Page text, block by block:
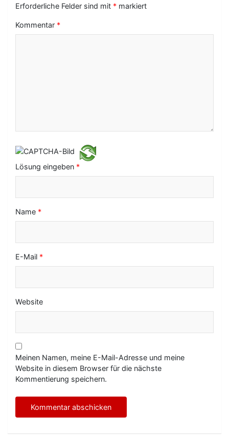
N
o
n
Erforderliche Felder sind mit * markiert
Kommentar *
Lösung eingeben *
Name *
E-Mail *
Website
Meinen Namen, meine E-Mail-Adresse und meine
Website in diesem Browser für die nächste
Kommentierung speichern.